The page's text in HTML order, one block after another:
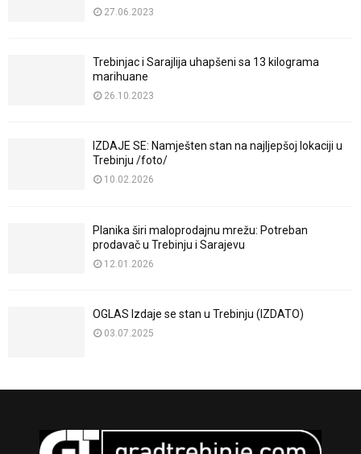
27.06.2023
Trebinjac i Sarajlija uhapšeni sa 13 kilograma
marihuane
26.10.2023
IZDAJE SE: Namješten stan na najljepšoj lokaciji u
Trebinju /foto/
10.02.2026
Planika širi maloprodajnu mrežu: Potreban
prodavač u Trebinju i Sarajevu
12.01.2026
OGLAS Izdaje se stan u Trebinju (IZDATO)
03.07.2025